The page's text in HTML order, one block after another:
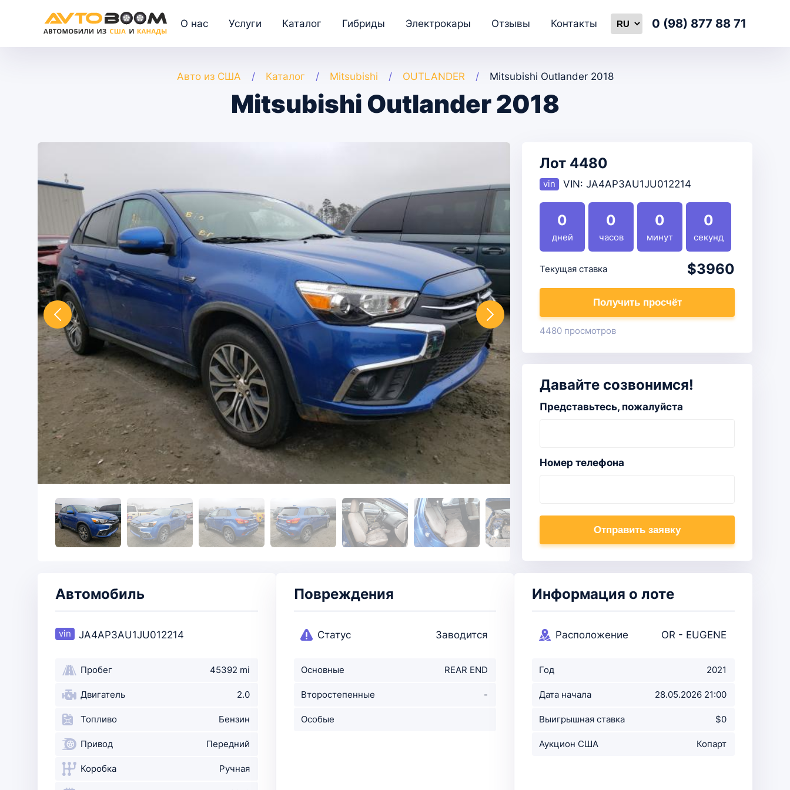
О нас Услуги Каталог Гибриды Электрокары Отзывы Контакты 0 (98) 877 88 71
Авто из США Каталог Mitsubishi OUTLANDER Mitsubishi Outlander 2018
Mitsubishi Outlander 2018
Лот 4480
VIN: JA4AP3AU1JU012214
0
дней
0
часов
0
минут
0
секунд
Текущая ставка $3960
Получить просчёт
4480 просмотров
Давайте созвонимся!
Представьтесь, пожалуйста
Номер телефона
Отправить заявку
Автомобиль
JA4AP3AU1JU012214
Пробег 45392 mi
Двигатель 2.0
Топливо Бензин
Привод Передний
Коробка Ручная
Повреждения
Статус Заводится
Основные
повреждения
REAR END
Второстепенные
повр-ния
-
Особые
Информация о лоте
Расположение
OR - EUGENE
Год 2021
Дата начала
аукциона
28.05.2026 21:00
Выигрышная ставка $0
Аукцион США Копарт